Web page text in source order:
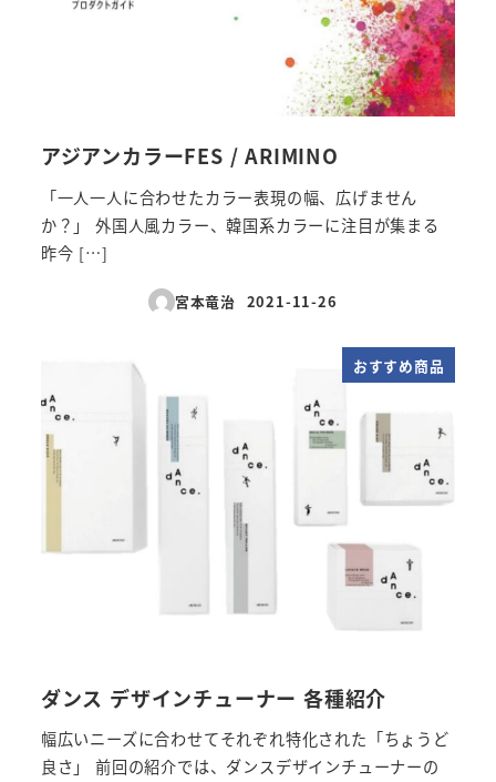
アジアンカラーFES / ARIMINO
「一人一人に合わせたカラー表現の幅、広げません
か？」 外国人風カラー、韓国系カラーに注目が集まる
昨今 […]
宮本竜治
投稿日
2021-11-26
おすすめ商品
ダンス デザインチューナー 各種紹介
幅広いニーズに合わせてそれぞれ特化された「ちょうど
良さ」 前回の紹介では、ダンスデザインチューナーの